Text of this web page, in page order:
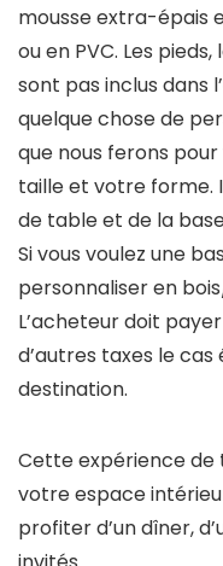
mousse extra-épais
ou en PVC. Les
sont pas inclus dans
quelque chose de
que nous ferons
taille et votre forme.
de table et de la
Si vous voulez une
personnaliser en
L’acheteur doit
d’autres taxes le
destination.
Cette expérience de
votre espace
profiter d’un dîner,